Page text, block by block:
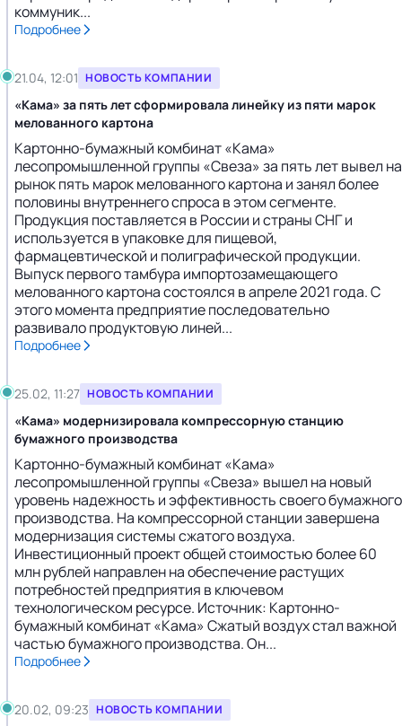
коммуник...
Подробнее
21.04, 12:01 НОВОСТЬ КОМПАНИИ
«Кама» за пять лет сформировала линейку из пяти марок
мелованного картона
Картонно-бумажный комбинат «Кама»
лесопромышленной группы «Свеза» за пять лет вывел на
рынок пять марок мелованного картона и занял более
половины внутреннего спроса в этом сегменте.
Продукция поставляется в России и страны СНГ и
используется в упаковке для пищевой,
фармацевтической и полиграфической продукции.
Выпуск первого тамбура импортозамещающего
мелованного картона состоялся в апреле 2021 года. С
этого момента предприятие последовательно
развивало продуктовую линей...
Подробнее
25.02, 11:27 НОВОСТЬ КОМПАНИИ
«Кама» модернизировала компрессорную станцию
бумажного производства
Картонно-бумажный комбинат «Кама»
лесопромышленной группы «Свеза» вышел на новый
уровень надежность и эффективность своего бумажного
производства. На компрессорной станции завершена
модернизация системы сжатого воздуха.
Инвестиционный проект общей стоимостью более 60
млн рублей направлен на обеспечение растущих
потребностей предприятия в ключевом
технологическом ресурсе. Источник: Картонно-
бумажный комбинат «Кама» Сжатый воздух стал важной
частью бумажного производства. Он...
Подробнее
20.02, 09:23 НОВОСТЬ КОМПАНИИ